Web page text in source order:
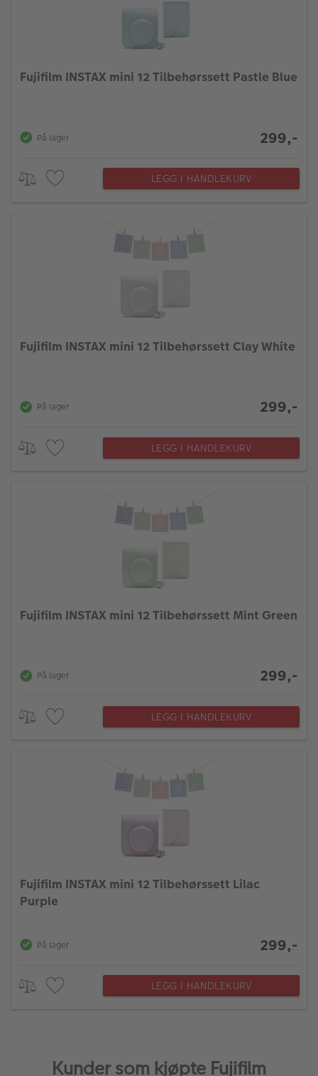
Fujifilm INSTAX mini 12 Tilbehørssett Pastle Blue
På lager 299,-
LEGG I HANDLEKURV
Fujifilm INSTAX mini 12 Tilbehørssett Clay White
På lager 299,-
LEGG I HANDLEKURV
Fujifilm INSTAX mini 12 Tilbehørssett Mint Green
På lager 299,-
LEGG I HANDLEKURV
Fujifilm INSTAX mini 12 Tilbehørssett Lilac
Purple
På lager 299,-
LEGG I HANDLEKURV
Kunder som kjøpte Fujifilm